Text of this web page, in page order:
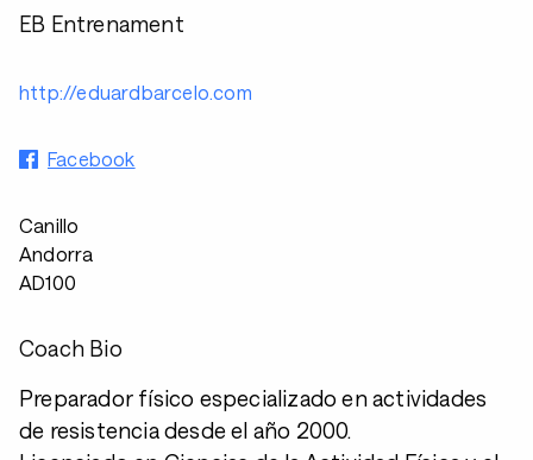
EB Entrenament
http://eduardbarcelo.com
Facebook
Canillo
Andorra
AD100
Coach Bio
Preparador físico especializado en actividades
de resistencia desde el año 2000.